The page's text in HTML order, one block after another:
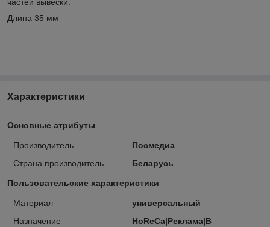
Длина 35 мм
Характеристики
Основные атрибуты
Производитель
Посмедиа
Страна производитель
Беларусь
Пользовательские характеристики
Материал
универсальный
Назначение
HoReCa|Реклама|В